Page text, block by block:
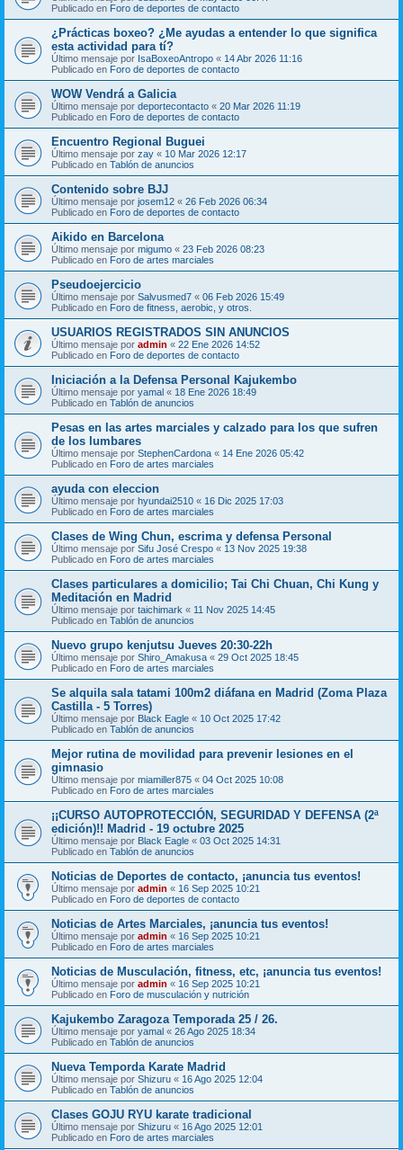
Publicado en Foro de deportes de contacto
¿Prácticas boxeo? ¿Me ayudas a entender lo que significa
esta actividad para tí?
Último mensaje por IsaBoxeoAntropo « 14 Abr 2026 11:16
Publicado en Foro de deportes de contacto
WOW Vendrá a Galicia
Último mensaje por deportecontacto « 20 Mar 2026 11:19
Publicado en Foro de deportes de contacto
Encuentro Regional Buguei
Último mensaje por zay « 10 Mar 2026 12:17
Publicado en Tablón de anuncios
Contenido sobre BJJ
Último mensaje por josem12 « 26 Feb 2026 06:34
Publicado en Foro de deportes de contacto
Aikido en Barcelona
Último mensaje por migumo « 23 Feb 2026 08:23
Publicado en Foro de artes marciales
Pseudoejercicio
Último mensaje por Salvusmed7 « 06 Feb 2026 15:49
Publicado en Foro de fitness, aerobic, y otros.
USUARIOS REGISTRADOS SIN ANUNCIOS
Último mensaje por admin « 22 Ene 2026 14:52
Publicado en Foro de deportes de contacto
Iniciación a la Defensa Personal Kajukembo
Último mensaje por yamal « 18 Ene 2026 18:49
Publicado en Tablón de anuncios
Pesas en las artes marciales y calzado para los que sufren
de los lumbares
Último mensaje por StephenCardona « 14 Ene 2026 05:42
Publicado en Foro de artes marciales
ayuda con eleccion
Último mensaje por hyundai2510 « 16 Dic 2025 17:03
Publicado en Foro de artes marciales
Clases de Wing Chun, escrima y defensa Personal
Último mensaje por Sifu José Crespo « 13 Nov 2025 19:38
Publicado en Foro de artes marciales
Clases particulares a domicilio; Tai Chi Chuan, Chi Kung y
Meditación en Madrid
Último mensaje por taichimark « 11 Nov 2025 14:45
Publicado en Tablón de anuncios
Nuevo grupo kenjutsu Jueves 20:30-22h
Último mensaje por Shiro_Amakusa « 29 Oct 2025 18:45
Publicado en Foro de artes marciales
Se alquila sala tatami 100m2 diáfana en Madrid (Zoma Plaza
Castilla - 5 Torres)
Último mensaje por Black Eagle « 10 Oct 2025 17:42
Publicado en Tablón de anuncios
Mejor rutina de movilidad para prevenir lesiones en el
gimnasio
Último mensaje por miamiller875 « 04 Oct 2025 10:08
Publicado en Foro de artes marciales
¡¡CURSO AUTOPROTECCIÓN, SEGURIDAD Y DEFENSA (2ª
edición)!! Madrid - 19 octubre 2025
Último mensaje por Black Eagle « 03 Oct 2025 14:31
Publicado en Tablón de anuncios
Noticias de Deportes de contacto, ¡anuncia tus eventos!
Último mensaje por admin « 16 Sep 2025 10:21
Publicado en Foro de deportes de contacto
Noticias de Artes Marciales, ¡anuncia tus eventos!
Último mensaje por admin « 16 Sep 2025 10:21
Publicado en Foro de artes marciales
Noticias de Musculación, fitness, etc, ¡anuncia tus eventos!
Último mensaje por admin « 16 Sep 2025 10:21
Publicado en Foro de musculación y nutrición
Kajukembo Zaragoza Temporada 25 / 26.
Último mensaje por yamal « 26 Ago 2025 18:34
Publicado en Tablón de anuncios
Nueva Temporda Karate Madrid
Último mensaje por Shizuru « 16 Ago 2025 12:04
Publicado en Tablón de anuncios
Clases GOJU RYU karate tradicional
Último mensaje por Shizuru « 16 Ago 2025 12:01
Publicado en Foro de artes marciales